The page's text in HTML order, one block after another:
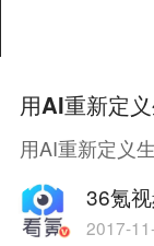
用AI重新定
用AI重新定义
36氪
2017-